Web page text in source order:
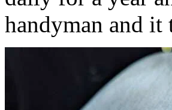
handyman and it